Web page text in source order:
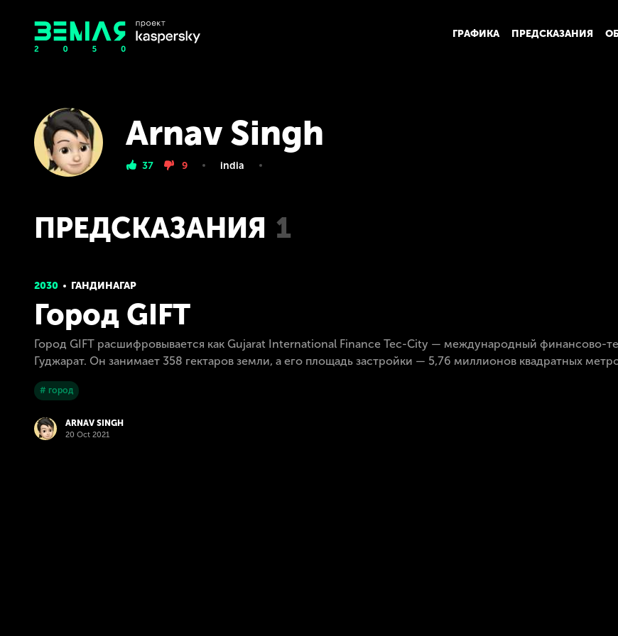
ГРАФИКА ПРЕДСКАЗАНИЯ
Arnav Singh
37 9 india
ПРЕДСКАЗАНИЯ 1
2030 ГАНДИНАГАР
Город GIFT
Город GIFT расшифровывается как Gujarat International Finance Tec-City — международный финансово-
Гуджарат. Он занимает 358 гектаров земли, а его площадь застройки — 5,76 миллионов квадратных
# город
ARNAV SINGH
20 Oct 2021